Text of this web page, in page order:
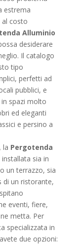
estrema
al costo
Alluminio
desiderare
Il catalogo
tipo
perfetti ad
pubblici, e
spazi molto
ed eleganti
e persino a
la Pergotenda
sia in
un terrazzo, sia
di un ristorante,
eventi, fiere,
metta. Per
specializzata in
due opzioni: